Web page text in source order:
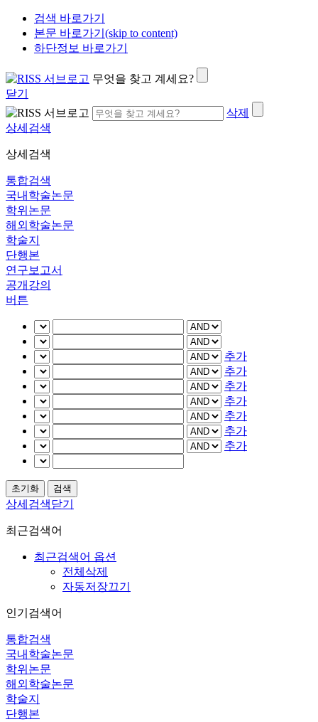
검색 바로가기
본문 바로가기(skip to content)
하단정보 바로가기
무엇을 찾고 계세요?
닫기
삭제
상세검색
상세검색
통합검색
국내학술논문
학위논문
해외학술논문
학술지
단행본
연구보고서
공개강의
버튼
추가
추가
추가
추가
추가
추가
추가
상세검색닫기
최근검색어
최근검색어 옵션
전체삭제
자동저장끄기
인기검색어
통합검색
국내학술논문
학위논문
해외학술논문
학술지
단행본